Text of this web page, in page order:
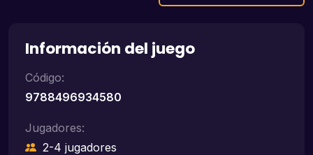
Información del juego
Código:
9788496934580
Jugadores:
2-4 jugadores